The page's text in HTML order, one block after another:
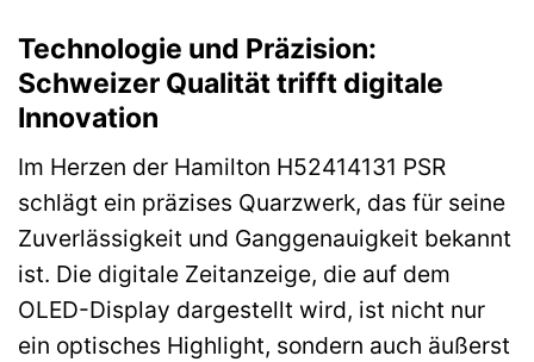
Technologie und Präzision:
Schweizer Qualität trifft digitale
Innovation
Im Herzen der Hamilton H52414131 PSR
schlägt ein präzises Quarzwerk, das für seine
Zuverlässigkeit und Ganggenauigkeit bekannt
ist. Die digitale Zeitanzeige, die auf dem
OLED-Display dargestellt wird, ist nicht nur
ein optisches Highlight, sondern auch äußerst